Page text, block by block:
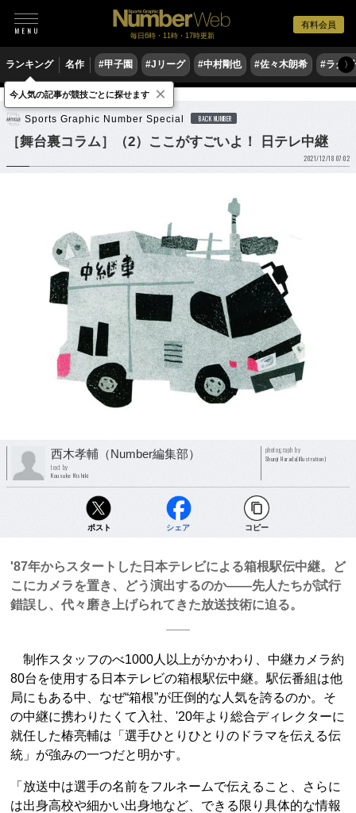
有料会員
毎日6時・11時・17時更新
ランキング 名作 #甲子園 #Jリーグ #中村剛也 #佐々木朗希 #ラグ〉
陸上 駅伝
Sports Graphic Number Special BACK NUMBER
［舞台裏コラム］（2）ここがすごいよ！ 日テレ中継
2021/12/18 07:02
西木孝輔（Number編集部）
text by
Kousuke Nishiki
photograph by
Shunji Harada(illustration)
ポスト シェア コピー
'87年からスタートした日本テレビによる箱根駅伝中継。ど
こにカメラを置き、どう演出するのか――先人たちが試行
錯誤し、代々磨き上げられてきた放送技術に迫る。
制作スタッフのべ1000人以上がかかわり、中継カメラ約
80台を使用する日本テレビの箱根駅伝中継。駅伝番組は他
局にもある中、なぜ“箱根”が圧倒的な人気を誇るのか。そ
の中継に携わりたくて入社、'20年より総合ディレクターに
就任した椿亮輔は「選手ひとりひとりのドラマを伝える伝
統」が強みの一つだと明かす。
「放送中は選手の名前をフルネームで伝えること、さらに
は出身高校や細かい出身地など、できる限り具体的な情報
今人気の記事が競技ごとに探せます ×